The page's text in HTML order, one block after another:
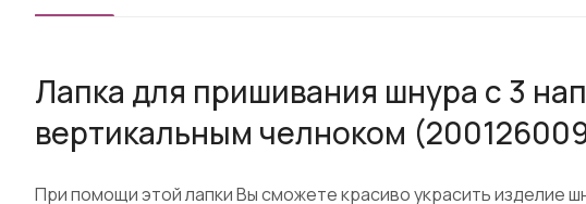
Лапка для пришивания шнура с 3
вертикальным челноком
При помощи этой лапки Вы сможете красиво украсить изделие